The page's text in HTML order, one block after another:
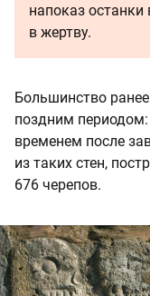
напоказ
в жертву.
Большинство
поздним
временем после
из таких стен,
676 черепов.